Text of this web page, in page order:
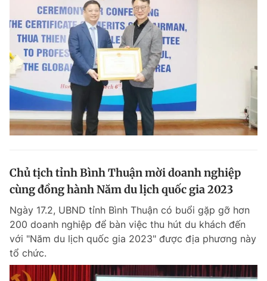
Chủ tịch tỉnh Bình Thuận mời doanh nghiệp
cùng đồng hành Năm du lịch quốc gia 2023
Ngày 17.2, UBND tỉnh Bình Thuận có buổi gặp gỡ hơn
200 doanh nghiệp để bàn việc thu hút du khách đến
với "Năm du lịch quốc gia 2023" được địa phương này
tổ chức.